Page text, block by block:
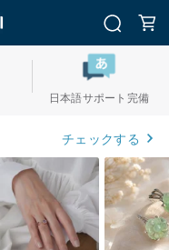
日本語サポート完備
チェックする